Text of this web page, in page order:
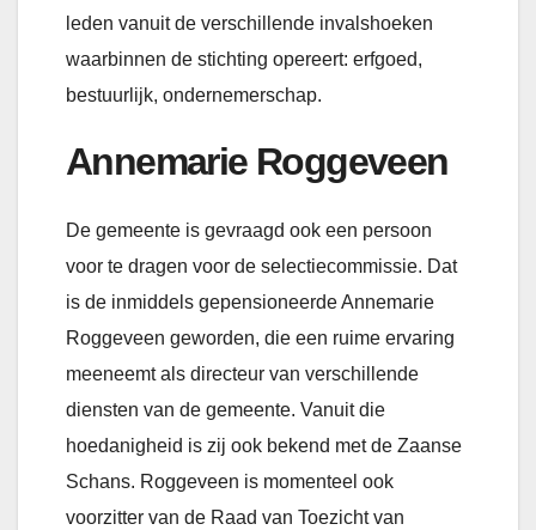
leden vanuit de verschillende invalshoeken
waarbinnen de stichting opereert: erfgoed,
bestuurlijk, ondernemerschap.
Annemarie Roggeveen
De gemeente is gevraagd ook een persoon
voor te dragen voor de selectiecommissie. Dat
is de inmiddels gepensioneerde Annemarie
Roggeveen geworden, die een ruime ervaring
meeneemt als directeur van verschillende
diensten van de gemeente. Vanuit die
hoedanigheid is zij ook bekend met de Zaanse
Schans. Roggeveen is momenteel ook
voorzitter van de Raad van Toezicht van